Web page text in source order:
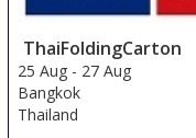
ThaiFoldingCarton
25 Aug - 27 Aug
Bangkok
Thailand